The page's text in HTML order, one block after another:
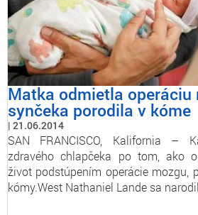
Matka odmietla operáciu
synčeka porodila v kóme
21.06.2014
SAN FRANCISCO, Kalifornia –
zdravého chlapčeka po tom, ako
život podstúpením operácie mozgu,
kómy.West Nathaniel Lande sa